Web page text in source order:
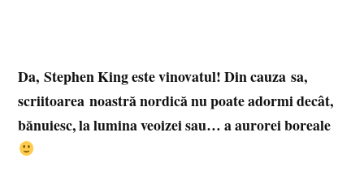
Da, Stephen King este vinovatul! Din cauza sa,
scriitoarea noastră nordică nu poate adormi decât,
bănuiesc, la lumina veoizei sau… a aurorei boreale